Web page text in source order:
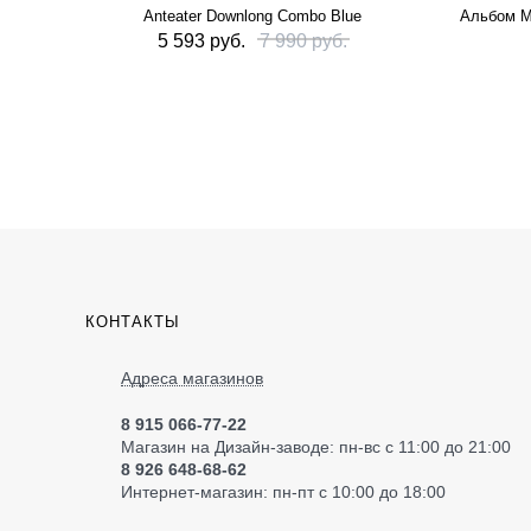
Anteater Downlong Combo Blue
5 593 руб. 7 990 руб.
Альбом
КОНТАКТЫ
Адреса магазинов
8 915 066-77-22
Магазин на Дизайн-заводе: пн-вс с 11:00 до 21:00
8 926 648-68-62
Интернет-магазин: пн-пт с 10:00 до 18:00